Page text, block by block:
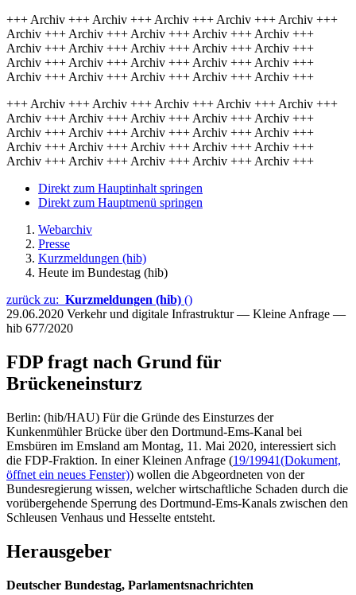
+++ Archiv +++ Archiv +++ Archiv +++ Archiv +++ Archiv +++
Archiv +++ Archiv +++ Archiv +++ Archiv +++ Archiv +++
Archiv +++ Archiv +++ Archiv +++ Archiv +++ Archiv +++
Archiv +++ Archiv +++ Archiv +++ Archiv +++ Archiv +++
Archiv +++ Archiv +++ Archiv +++ Archiv +++ Archiv +++
+++ Archiv +++ Archiv +++ Archiv +++ Archiv +++ Archiv +++
Archiv +++ Archiv +++ Archiv +++ Archiv +++ Archiv +++
Archiv +++ Archiv +++ Archiv +++ Archiv +++ Archiv +++
Archiv +++ Archiv +++ Archiv +++ Archiv +++ Archiv +++
Archiv +++ Archiv +++ Archiv +++ Archiv +++ Archiv +++
Direkt zum Hauptinhalt springen
Direkt zum Hauptmenü springen
Webarchiv
Presse
Kurzmeldungen (hib)
Heute im Bundestag (hib)
zurück zu: Kurzmeldungen (hib) ()
29.06.2020 Verkehr und digitale Infrastruktur — Kleine Anfrage —
hib 677/2020
FDP fragt nach Grund für
Brückeneinsturz
Berlin: (hib/HAU) Für die Gründe des Einsturzes der
Kunkenmühler Brücke über den Dortmund-Ems-Kanal bei
Emsbüren im Emsland am Montag, 11. Mai 2020, interessiert sich
die FDP-Fraktion. In einer Kleinen Anfrage (19/19941(Dokument,
öffnet ein neues Fenster)) wollen die Abgeordneten von der
Bundesregierung wissen, welcher wirtschaftliche Schaden durch die
vorübergehende Sperrung des Dortmund-Ems-Kanals zwischen den
Schleusen Venhaus und Hesselte entsteht.
Herausgeber
Deutscher Bundestag, Parlamentsnachrichten